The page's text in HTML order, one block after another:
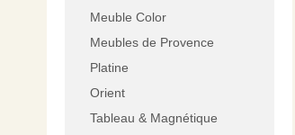
Meuble Color
Meubles de Provence
Platine
Orient
Tableau & Magnétique